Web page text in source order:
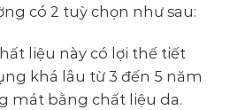
có 2 tuỳ chọn như sau:
liệu này có lợi thế tiết
khá lâu từ 3 đến 5 năm
mát bằng chất liệu da.